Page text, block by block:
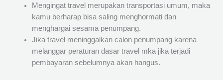
Mengingat travel merupakan transportasi umum, maka
kamu berharap bisa saling menghormati dan
menghargai sesama penumpang.
Jika travel meninggalkan calon penumpang karena
melanggar peraturan dasar travel mka jika terjadi
pembayaran sebelumnya akan hangus.